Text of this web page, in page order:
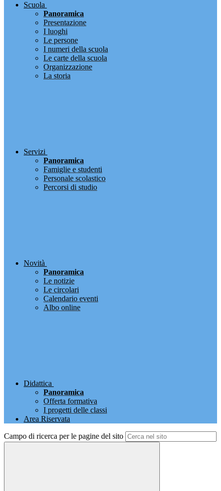
Scuola
Panoramica
Presentazione
I luoghi
Le persone
I numeri della scuola
Le carte della scuola
Organizzazione
La storia
Servizi
Panoramica
Famiglie e studenti
Personale scolastico
Percorsi di studio
Novità
Panoramica
Le notizie
Le circolari
Calendario eventi
Albo online
Didattica
Panoramica
Offerta formativa
I progetti delle classi
Area Riservata
Campo di ricerca per le pagine del sito